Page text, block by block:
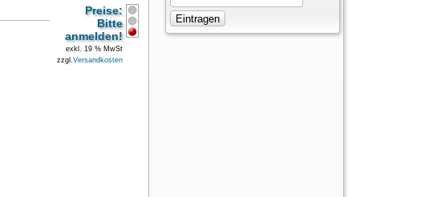
Preise:
Bitte
anmelden!
exkl. 19 % MwSt
zzgl.Versandkosten